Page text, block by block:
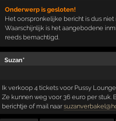
Onderwerp is gesloten!
Het oorspronkelijke bericht is dus niet
Waarschijnlijk is het aangebodene
reeds bemachtigd.
Suzan*
Ik verkoop 4 tickets voor Pussy
Ze kunnen weg voor 36 euro per stuk.
berichtje of mail naar